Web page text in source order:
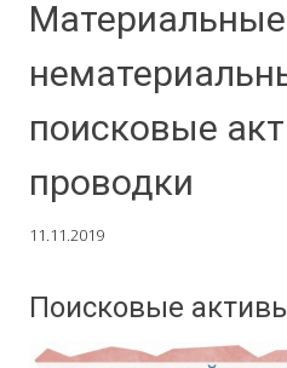
поисковые
проводки
11.11.2019
Поисковые